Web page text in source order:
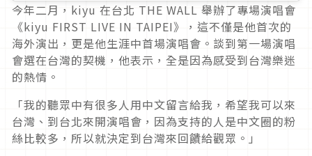
今年二月，kiyu 在台北 THE WALL 舉辦了專場演唱會
《kiyu FIRST LIVE IN TAIPEI》，這不僅是他首次的
海外演出，更是他生涯中首場演唱會。談到第一場演唱
會選在台灣的契機，他表示，全是因為感受到台灣樂迷
的熱情。
「我的聽眾中有很多人用中文留言給我，希望我可以來
台灣、到台北來開演唱會，因為支持的人是中文圈的粉
絲比較多，所以就決定到台灣來回饋給觀眾。」